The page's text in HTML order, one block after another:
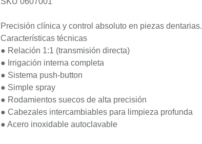
Precisión clínica y control absoluto en piezas dentarias.
Características técnicas
● Relación 1:1 (transmisión directa)
● Irrigación interna completa
● Sistema push-button
● Simple spray
● Rodamientos suecos de alta precisión
● Cabezales intercambiables para limpieza profunda
● Acero inoxidable autoclavable